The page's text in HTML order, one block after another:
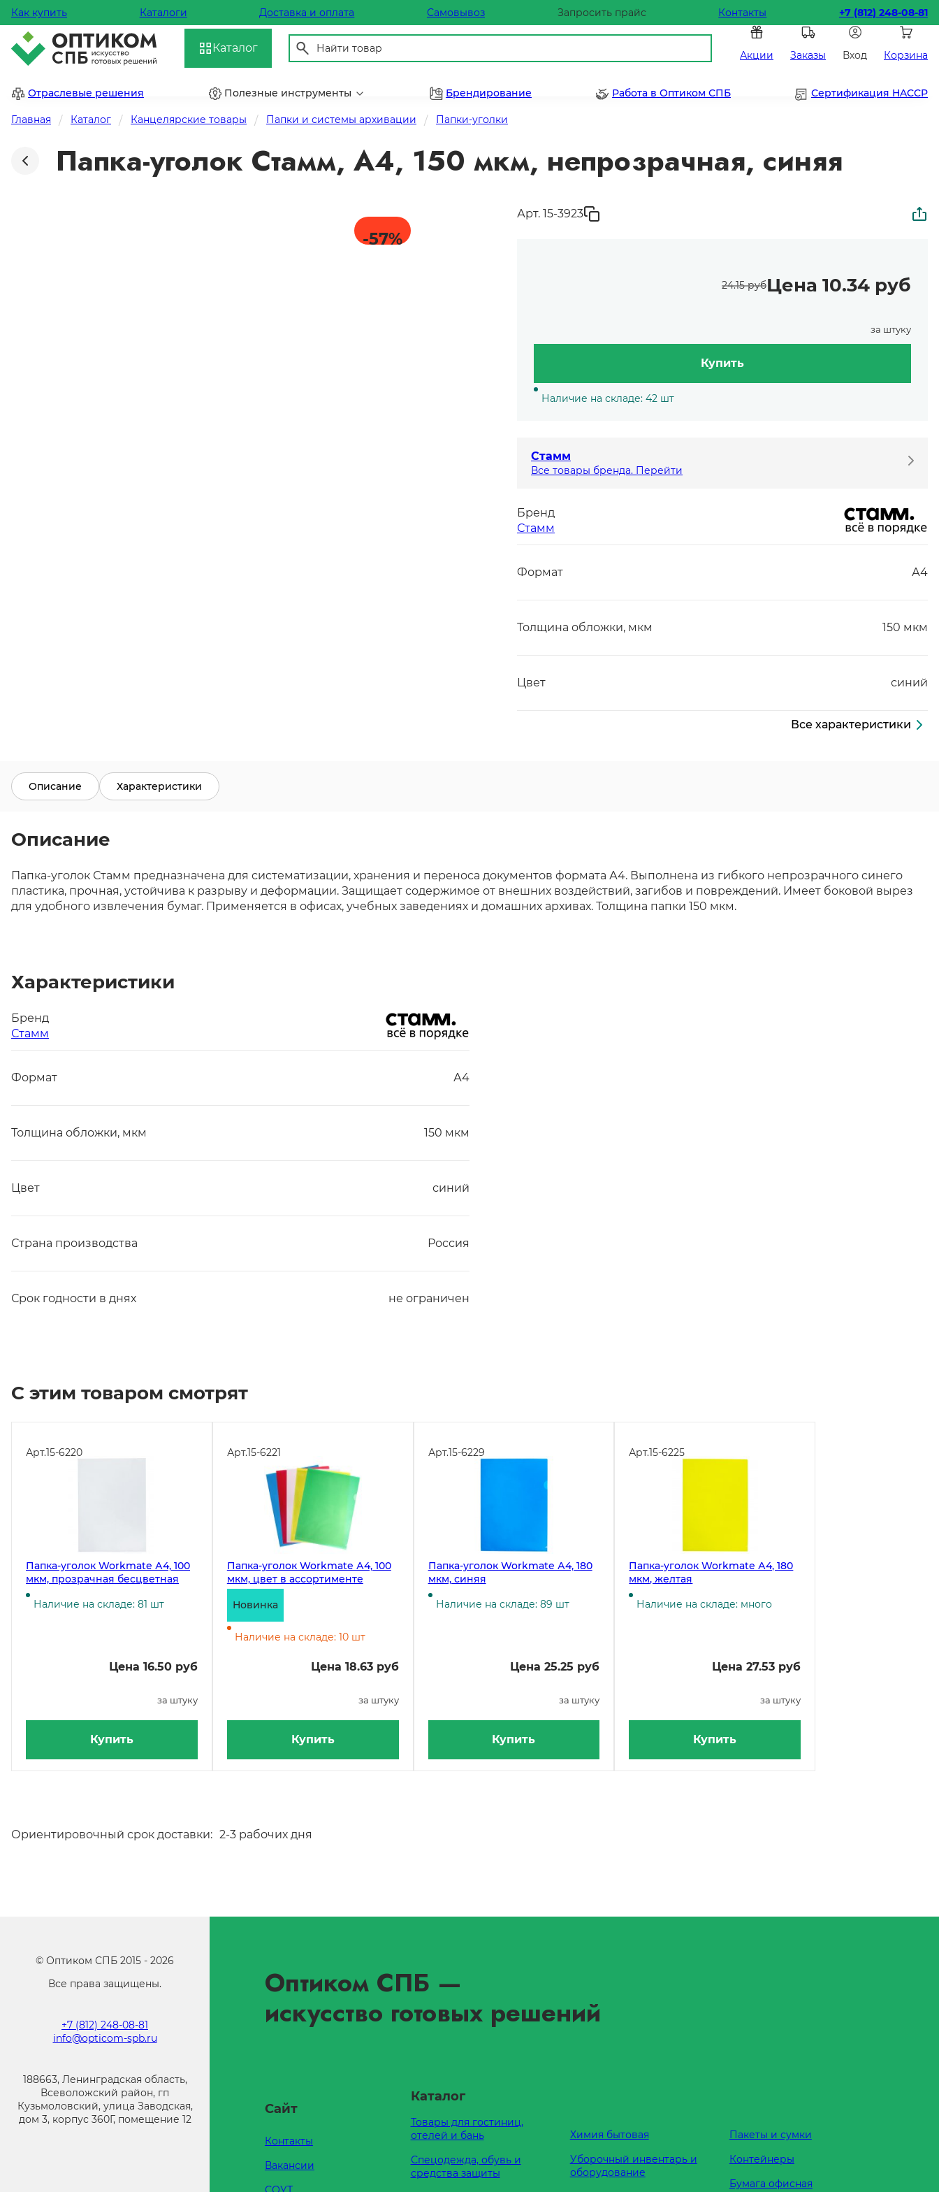
Как купить Каталоги Доставка и оплата Самовывоз Запросить прайс Контакты +7 (812) 248-08-81
Каталог
Акции Заказы Вход Корзина
Отраслевые решения Полезные инструменты Брендирование Работа в Оптиком СПБ Сертификация HACCP
Главная Каталог Канцелярские товары Папки и системы архивации Папки-уголки
Папка-уголок Стамм, А4, 150 мкм, непрозрачная, синяя
-57%
Арт. 15-3923
24.15 рубЦена 10.34 руб
за штуку
Купить
Наличие на складе: 42 шт
Стамм
Все товары бренда. Перейти
Бренд
Стамм
Формат А4
Толщина обложки, мкм 150 мкм
Цвет синий
Все характеристики
Описание Характеристики
Описание
Папка-уголок Стамм предназначена для систематизации, хранения и переноса документов формата А4. Выполнена из гибкого непрозрачного синего
пластика, прочная, устойчива к разрыву и деформации. Защищает содержимое от внешних воздействий, загибов и повреждений. Имеет боковой вырез
для удобного извлечения бумаг. Применяется в офисах, учебных заведениях и домашних архивах. Толщина папки 150 мкм.
Характеристики
Бренд
Стамм
Формат А4
Толщина обложки, мкм 150 мкм
Цвет синий
Страна производства Россия
Срок годности в днях не ограничен
С этим товаром смотрят
Арт.15-6220
Папка-уголок Workmate А4, 100
мкм, прозрачная бесцветная
Наличие на складе: 81 шт
Цена 16.50 руб
за штуку
Купить
Арт.15-6221
Папка-уголок Workmate А4, 100
мкм, цвет в ассортименте
Новинка
Наличие на складе: 10 шт
Цена 18.63 руб
за штуку
Купить
Арт.15-6229
Папка-уголок Workmate А4, 180
мкм, синяя
Наличие на складе: 89 шт
Цена 25.25 руб
за штуку
Купить
Арт.15-6225
Папка-уголок Workmate А4, 180
мкм, желтая
Наличие на складе: много
Цена 27.53 руб
за штуку
Купить
Ориентировочный срок доставки: 2-3 рабочих дня
© Оптиком СПБ 2015 - 2026
Все права защищены.
+7 (812) 248-08-81
info@opticom-spb.ru
188663, Ленинградская область,
Всеволожский район, гп
Кузьмоловский, улица Заводская,
дом 3, корпус 360Г, помещение 12
Оптиком СПБ —
искусство готовых решений
Сайт
Контакты
Вакансии
Каталог
Товары для гостиниц,
отелей и бань
Спецодежда, обувь и
средства защиты
Химия бытовая
Уборочный инвентарь и
оборудование
Пакеты и сумки
Контейнеры
Бумага офисная